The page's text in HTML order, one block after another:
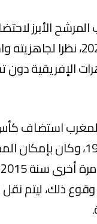
الأبرز
إفريقيا سنة 2025، نظرا
الإفريقية دون
المغرب استضاف
واحدة سنة 1988، وكان
وقوع ذلك، ليتم